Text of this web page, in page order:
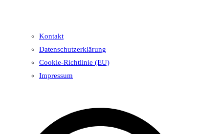
Kontakt
Datenschutzerklärung
Cookie-Richtlinie (EU)
Impressum